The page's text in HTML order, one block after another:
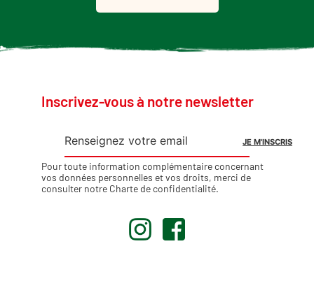
Inscrivez-vous à notre newsletter
Pour toute information complémentaire concernant
vos données personnelles et vos droits, merci de
consulter notre Charte de confidentialité.
. .